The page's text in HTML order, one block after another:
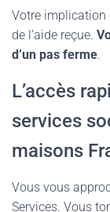
Votre implication
de l’aide reçue.
d’un pas ferme.
L’accès
services
maisons
Vous vous
Services. Vous